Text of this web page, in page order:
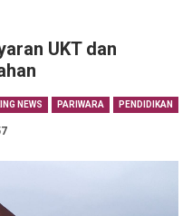
UKT dan
NEWS PARIWARA PENDIDIKAN